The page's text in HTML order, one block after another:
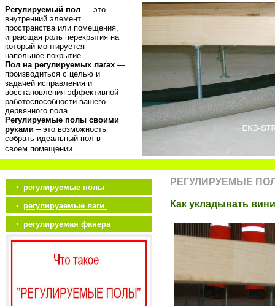
Регулируемый пол — это
внутренний элемент
пространства или помещения,
играющая роль перекрытия на
который монтируется
напольное покрытие.
Пол на регулируемых лагах —
производиться с целью и
задачей исправления и
восстановления эффективной
работоспособности вашего
дервянного пола.
Регулируемые полы своими
руками – это возможность
собрать идеальный пол в
своем помещении.
• регулируемые полы
• регулируаемые лаги
• регулируемая фанера
РЕГУЛИРУЕМЫЕ
Как укладывать